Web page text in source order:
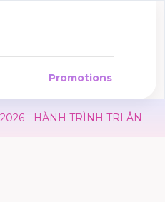
Promotions
TRÌNH TRI ÂN LỊCH